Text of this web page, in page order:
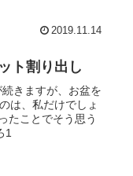
2019.11.14
ト割り出し
きますが、お盆を
は、私だけでしょ
たことでそう思う
1